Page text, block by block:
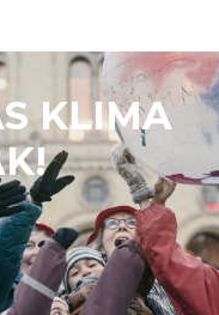
KLIMA